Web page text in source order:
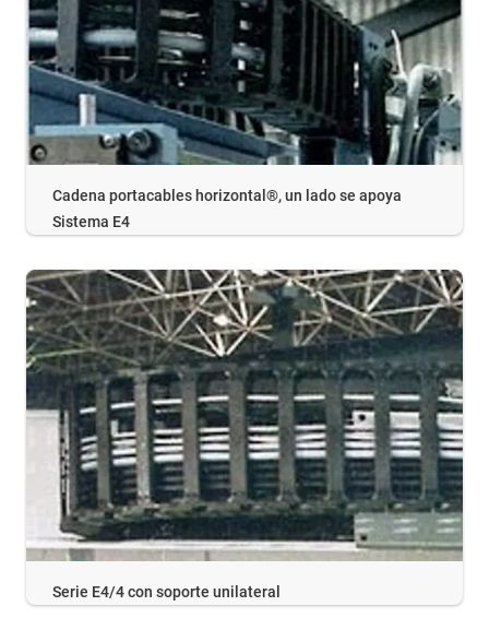
Cadena portacables horizontal®, un lado se apoya
Sistema E4
Serie E4/4 con soporte unilateral